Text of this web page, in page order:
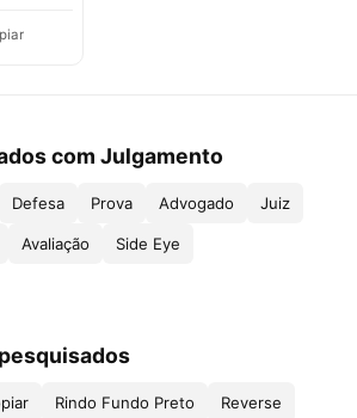
com Julgamento
Defesa Prova Advogado Juiz
Avaliação Side Eye
Rindo Fundo Preto Reverse